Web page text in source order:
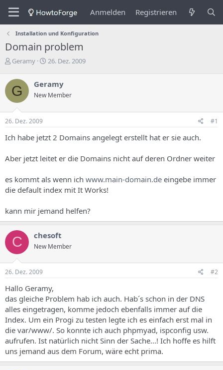
Anmelden Registrieren
Installation und Konfiguration
Domain problem
E
s
t
e
l
l
e
d
s
h
m
s
Geramy
E
t
e
l
g
d
t
m
26. Dez. 2009
G Geramy
New Member
26. Dez. 2009 #1
Ich habe jetzt 2 Domains angelegt erstellt hat er sie auch.
Aber jetzt leitet er die Domains nicht auf deren Ordner weiter
es kommt als wenn ich www.main-domain.de eingebe immer
die default index mit It Works!
kann mir jemand helfen?
C chesoft
New Member
26. Dez. 2009 #2
Hallo Geramy,
das gleiche Problem hab ich auch. Hab´s schon in der DNS
alles eingetragen, komme jedoch ebenfalls immer auf die
Index. Um ein Progi zu testen legte ich es einfach erst mal in
die var/www/. So konnte ich auch phpmyad, ispconfig usw.
aufrufen. Ist natürlich nicht Sinn der Sache...! Ich hoffe es hilft
uns jemand aus dem Forum, wäre echt prima.